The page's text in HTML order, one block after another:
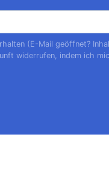
(E-Mail geöffnet?
widerrufen, indem ich